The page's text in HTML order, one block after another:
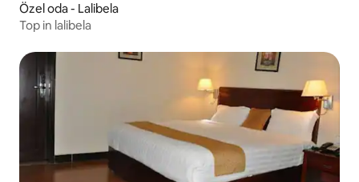
Özel oda - Lalibela
Top in lalibela